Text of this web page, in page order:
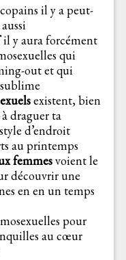
il y a peut-
il y aura forcément
qui
out et qui
sublime
existent, bien
draguer ta
d’endroit
au printemps
femmesvoient le
découvrir une
en en un temps
pour
au cœur